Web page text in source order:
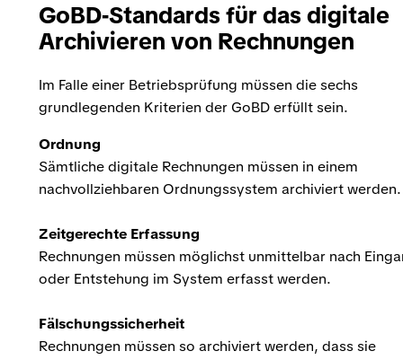
GoBD-Standards für das digitale
Archivieren von Rechnungen
Im Falle einer Betriebsprüfung müssen die sechs
grundlegenden Kriterien der GoBD erfüllt sein.
Ordnung
Sämtliche digitale Rechnungen müssen in einem
nachvollziehbaren Ordnungssystem archiviert werden.
Zeitgerechte Erfassung
Rechnungen müssen möglichst unmittelbar nach
oder Entstehung im System erfasst werden.
Fälschungssicherheit
Rechnungen müssen so archiviert werden, dass sie